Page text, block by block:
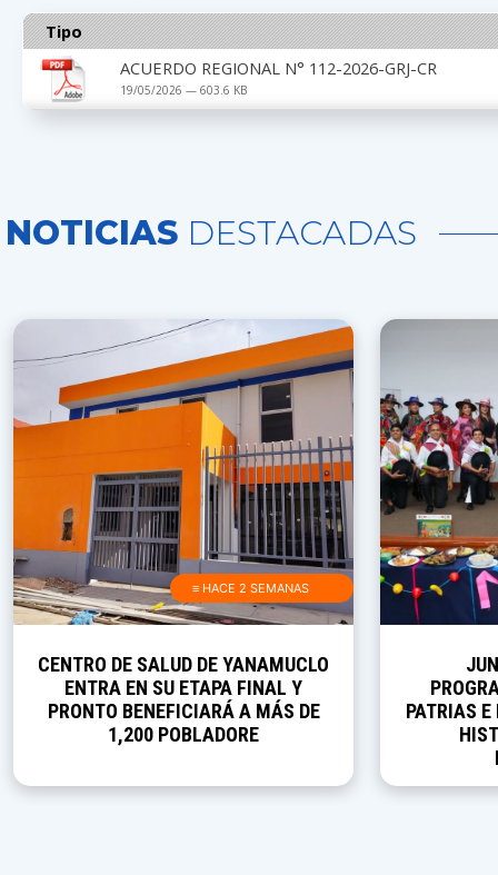
Tipo
ACUERDO REGIONAL N° 112-2026-GRJ-CR
19/05/2026 — 603.6 KB
NOTICIAS DESTACADAS
≡ HACE 2 SEMANAS
CENTRO DE SALUD DE YANAMUCLO
ENTRA EN SU ETAPA FINAL Y
PRONTO BENEFICIARÁ A MÁS DE
1,200 POBLADORE
PATRIAS